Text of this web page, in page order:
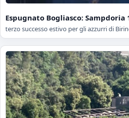
Espugnato Bogliasco: Sampdoria
terzo successo estivo per gli azzurri di